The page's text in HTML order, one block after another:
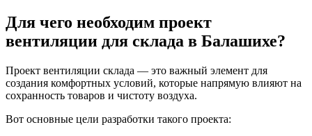
Для чего необходим проект
вентиляции для склада в Балашихе?
Проект вентиляции склада — это важный элемент для
создания комфортных условий, которые напрямую влияют на
сохранность товаров и чистоту воздуха.
Вот основные цели разработки такого проекта: